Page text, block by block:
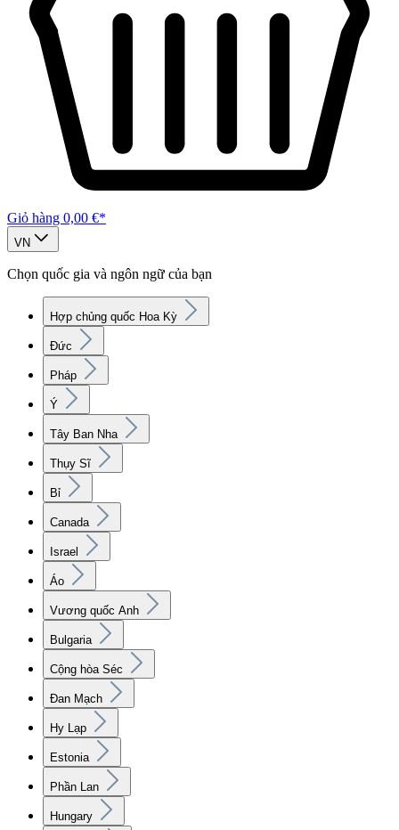
Giỏ hàng 0,00 €*
VN
Chọn quốc gia và ngôn ngữ của bạn
Hợp chủng quốc Hoa Kỳ
Đức
Pháp
Ý
Tây Ban Nha
Thụy Sĩ
Bỉ
Canada
Israel
Áo
Vương quốc Anh
Bulgaria
Cộng hòa Séc
Đan Mạch
Hy Lạp
Estonia
Phần Lan
Hungary